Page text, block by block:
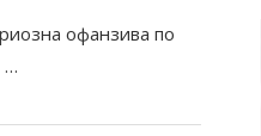
офанзива по
…